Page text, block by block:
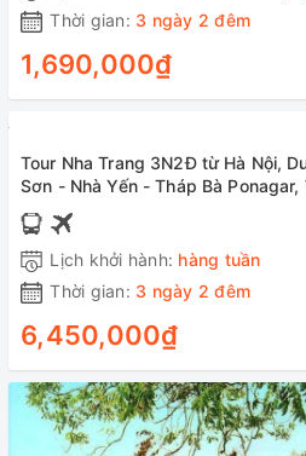
Thời gian: 3 ngày 2 đêm
1,690,000₫
Tour Nha Trang 3N2Đ từ Hà Nội,
Sơn - Nhà Yến - Tháp Bà
Lịch khởi hành: hàng tuần
Thời gian: 3 ngày 2 đêm
6,450,000₫